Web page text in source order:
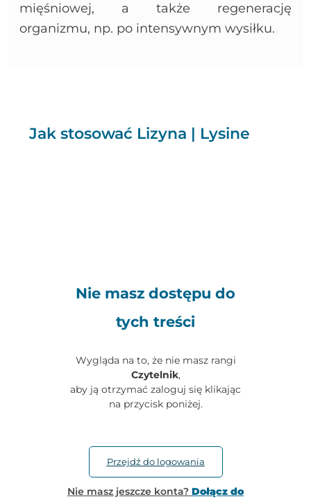
mięśniowej, a także regenerację
organizmu, np. po intensywnym wysiłku.
Jak stosować Lizyna | Lysine
Nie masz dostępu do
tych treści
Wygląda na to, że nie masz rangi
Czytelnik,
aby ją otrzymać zaloguj się klikając
na przycisk poniżej.
Przejdź do logowania
Nie masz jeszcze konta? Dołącz do